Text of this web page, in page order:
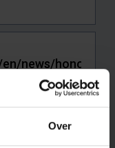
Over
encountered the error.